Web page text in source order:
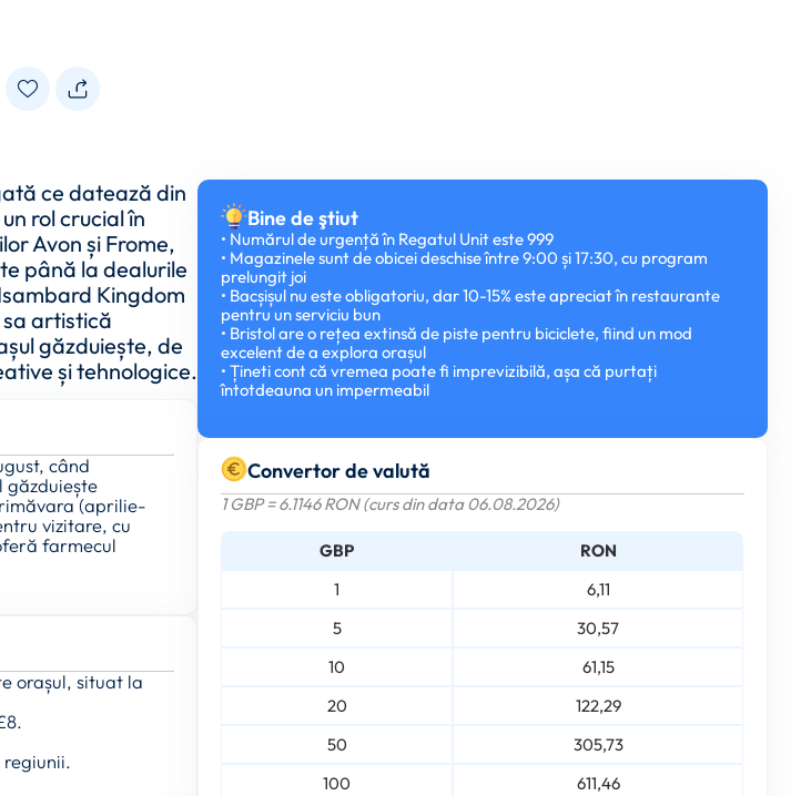
ce datează din
rol crucial în
Avon și Frome,
până la dealurile
Kingdom
sa artistică
găzduiește, de
și tehnologice.
când
găzduiește
(aprilie-
vizitare, cu
farmecul
orașul, situat la
Bine de ştiut
• Numărul de urgență în Regatul Unit este 999
• Magazinele sunt de obicei deschise între 9:00 și 17:30, cu program
prelungit joi
• Bacșișul nu este obligatoriu, dar 10-15% este apreciat în restaurante
pentru un serviciu bun
• Bristol are o rețea extinsă de piste pentru biciclete, fiind un mod
excelent de a explora orașul
• Țineti cont că vremea poate fi imprevizibilă, așa că purtați
întotdeauna un impermeabil
Convertor de valută
1 GBP = 6.1146 RON (curs din data 06.08.2026)
GBP
RON
1
6,11
5
30,57
10
61,15
20
122,29
50
305,73
100
611,46